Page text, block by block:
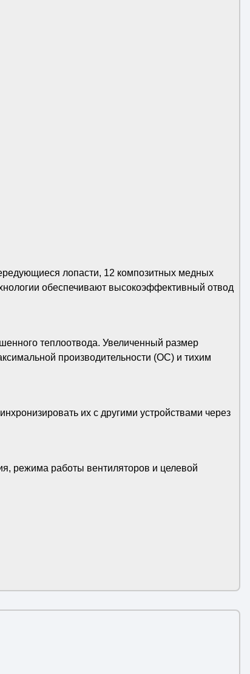
лопасти, 12 композитных медных
обеспечивают высокоэффективный отвод
теплоотвода. Увеличенный размер
производительности (OC) и тихим
их с другими устройствами через
режима работы вентиляторов и целевой